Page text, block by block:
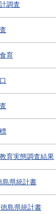
調査
育
育実態調査結果
島県統計書
島県統計書